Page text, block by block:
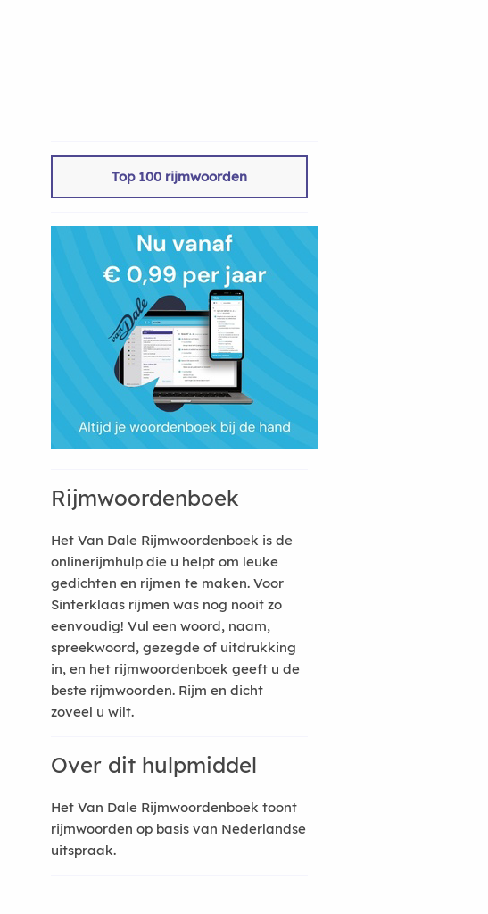
Top 100 rijmwoorden
Rijmwoordenboek
Het Van Dale Rijmwoordenboek is de
onlinerijmhulp die u helpt om leuke
gedichten en rijmen te maken. Voor
Sinterklaas rijmen was nog nooit zo
eenvoudig! Vul een woord, naam,
spreekwoord, gezegde of uitdrukking
in, en het rijmwoordenboek geeft u de
beste rijmwoorden. Rijm en dicht
zoveel u wilt.
Over dit hulpmiddel
Het Van Dale Rijmwoordenboek toont
rijmwoorden op basis van Nederlandse
uitspraak.